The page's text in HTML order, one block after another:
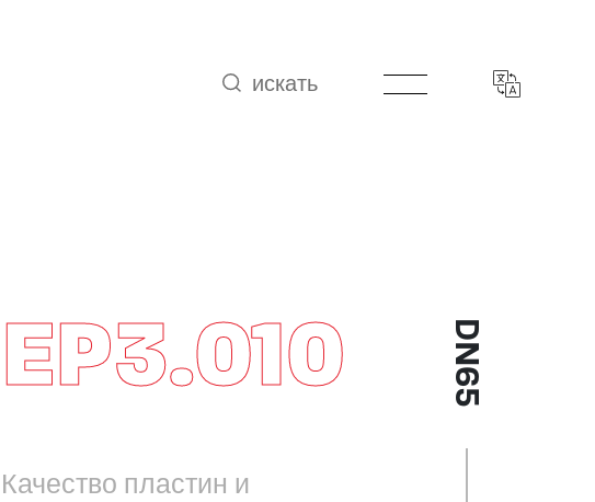
искать
EP3.010
Качество пластин и
DN65